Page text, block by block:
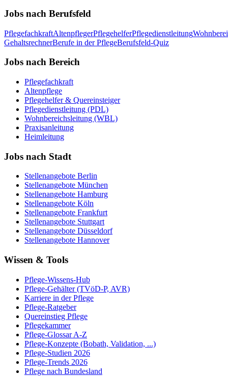
Jobs nach Berufsfeld
PflegefachkraftAltenpflegerPflegehelferPflegedienstleitung
GehaltsrechnerBerufe in der PflegeBerufsfeld-Quiz
Jobs nach Bereich
Pflegefachkraft
Altenpflege
Pflegehelfer & Quereinsteiger
Pflegedienstleitung (PDL)
Wohnbereichsleitung (WBL)
Praxisanleitung
Heimleitung
Jobs nach Stadt
Stellenangebote Berlin
Stellenangebote München
Stellenangebote Hamburg
Stellenangebote Köln
Stellenangebote Frankfurt
Stellenangebote Stuttgart
Stellenangebote Düsseldorf
Stellenangebote Hannover
Wissen & Tools
Pflege-Wissens-Hub
Pflege-Gehälter (TVöD-P, AVR)
Karriere in der Pflege
Pflege-Ratgeber
Quereinstieg Pflege
Pflegekammer
Pflege-Glossar A-Z
Pflege-Konzepte (Bobath, Validation, ...)
Pflege-Studien 2026
Pflege-Trends 2026
Pflege nach Bundesland